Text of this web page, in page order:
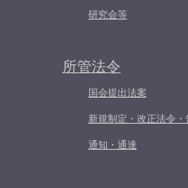
研究会等
所管法令
国会提出法案
新規制定・改正法令・
通知・通達